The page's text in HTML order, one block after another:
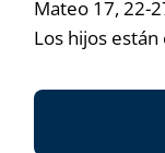
Mateo 17, 22-
Los hijos